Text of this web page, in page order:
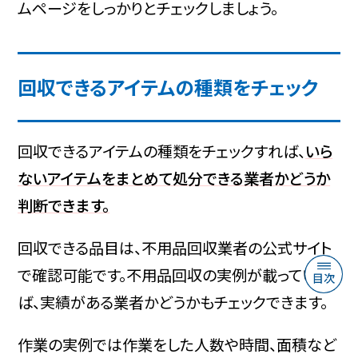
ムページをしっかりとチェックしましょう。
回収できるアイテムの種類をチェック
回収できるアイテムの種類をチェックすれば、いら
ないアイテムをまとめて処分できる業者かどうか
判断できます。
回収できる品目は、不用品回収業者の公式サイト
で確認可能です。不用品回収の実例が載っていれ
ば、実績がある業者かどうかもチェックできます。
作業の実例では作業をした人数や時間、面積など